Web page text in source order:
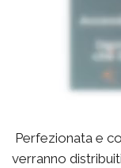
Perfezionata e
verranno distribuiti